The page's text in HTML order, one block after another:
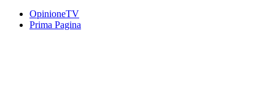
OpinioneTV
Prima Pagina